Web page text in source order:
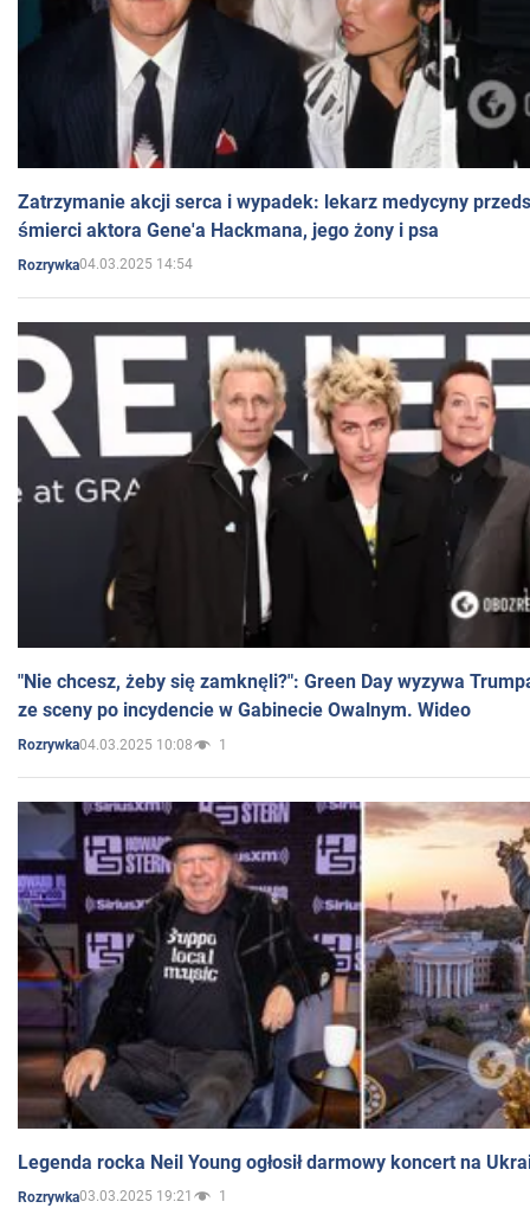
Zatrzymanie akcji serca i wypadek: lekarz medycyny
śmierci aktora Gene'a Hackmana, jego żony i psa
Rozrywka04.03.2025 14:54
"Nie chcesz, żeby się zamknęli?": Green Day wyzywa
ze sceny po incydencie w Gabinecie Owalnym. Wideo
Rozrywka04.03.2025 10:08 1
Legenda rocka Neil Young ogłosił darmowy koncert na
Rozrywka03.03.2025 19:21 1